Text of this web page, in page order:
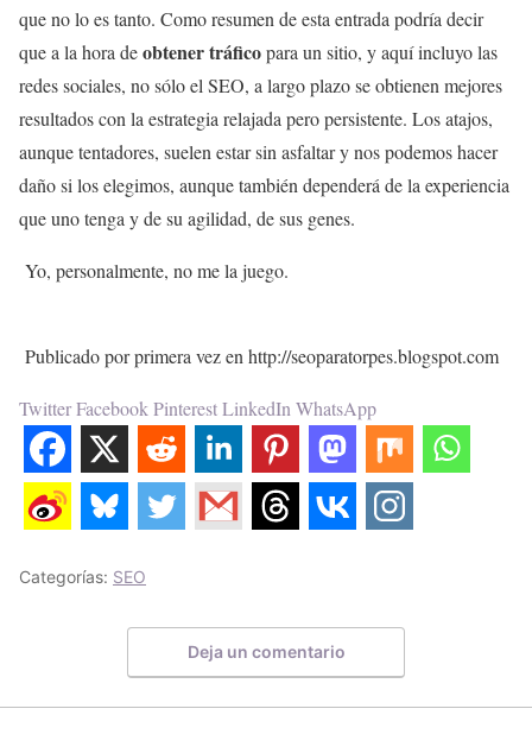
que no lo es tanto. Como resumen de esta entrada podría decir
que a la hora deobtener tráficopara un sitio, y aquí incluyo las
redes sociales, no sólo el SEO, a largo plazo se obtienen mejores
resultados con la estrategia relajada pero persistente. Los atajos,
aunque tentadores, suelen estar sin asfaltar y nos podemos hacer
daño si los elegimos, aunque también dependerá de la experiencia
que uno tenga y de su agilidad, de sus genes.
Yo, personalmente, no me la juego.
Publicado por primera vez en http://seoparatorpes.blogspot.com
TwitterFacebook PinterestLinkedIn WhatsApp
Categorías: SEO
Deja un comentario